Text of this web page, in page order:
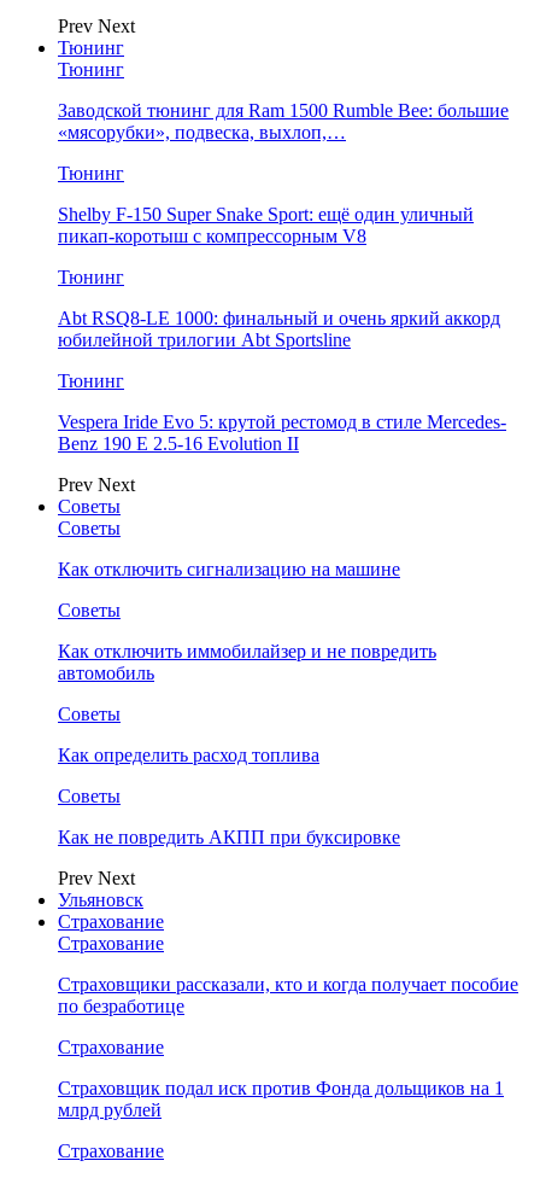
Prev Next
Тюнинг
Тюнинг
Заводской тюнинг для Ram 1500 Rumble Bee: большие
«мясорубки», подвеска, выхлоп,…
Тюнинг
Shelby F-150 Super Snake Sport: ещё один уличный
пикап-коротыш с компрессорным V8
Тюнинг
Abt RSQ8-LE 1000: финальный и очень яркий аккорд
юбилейной трилогии Abt Sportsline
Тюнинг
Vespera Iride Evo 5: крутой рестомод в стиле Mercedes-
Benz 190 E 2.5-16 Evolution II
Prev Next
Советы
Советы
Как отключить сигнализацию на машине
Советы
Как отключить иммобилайзер и не повредить
автомобиль
Советы
Как определить расход топлива
Советы
Как не повредить АКПП при буксировке
Prev Next
Ульяновск
Страхование
Страхование
Страховщики рассказали, кто и когда получает пособие
по безработице
Страхование
Страховщик подал иск против Фонда дольщиков на 1
млрд рублей
Страхование